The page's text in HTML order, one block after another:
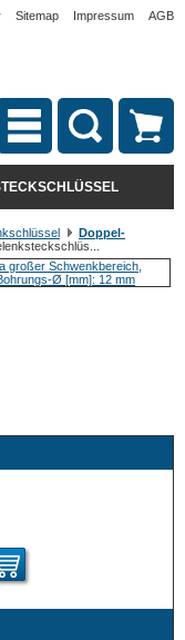
Sitemap Impressum AGB
Doppel-